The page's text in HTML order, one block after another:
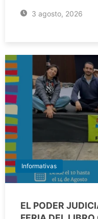
3 agosto, 2026
Informativas
EL PODER